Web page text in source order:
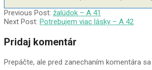
2004-
02-
Previous Post: žalúdok – A 41
Next Post: Potrebujem viac lásky – A 42
Pridaj komentár
Prepáčte, ale pred zanechaním komentára